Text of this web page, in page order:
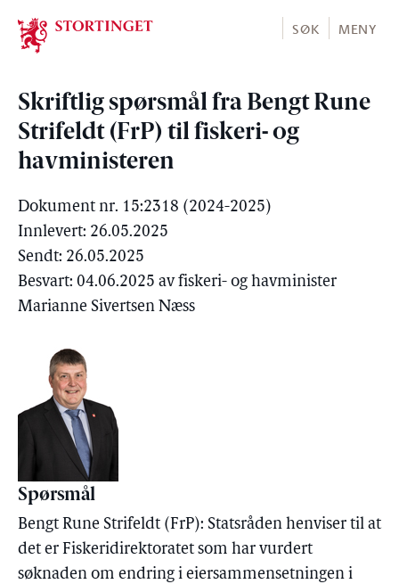
Stortinget.no
SØK MENY
Skriftlig spørsmål fra Bengt Rune
Strifeldt (FrP) til fiskeri- og
havministeren
Dokument nr. 15:2318 (2024-2025)
Innlevert: 26.05.2025
Sendt: 26.05.2025
Besvart: 04.06.2025 av fiskeri- og havminister
Marianne Sivertsen Næss
Spørsmål
Bengt Rune Strifeldt (FrP): Statsråden henviser til at
det er Fiskeridirektoratet som har vurdert
søknaden om endring i eiersammensetningen i